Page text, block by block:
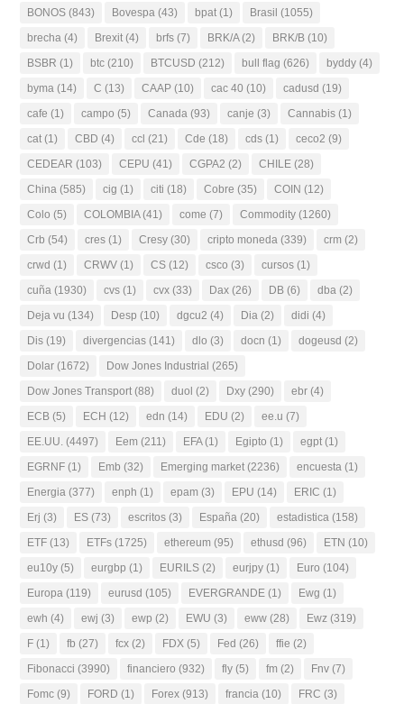
BONOS (843) Bovespa (43) bpat (1) Brasil (1055)
brecha (4) Brexit (4) brfs (7) BRK/A(2) BRK/B (10)
BSBR (1) btc (210) BTCUSD (212) bull flag (626) byddy (4)
byma (14) C (13) CAAP (10) cac 40 (10) cadusd (19)
cafe (1) campo (5) Canada (93) canje (3) Cannabis (1)
cat (1) CBD (4) ccl (21) Cde (18) cds (1) ceco2 (9)
CEDEAR (103) CEPU (41) CGPA2 (2) CHILE (28)
China (585) cig (1) citi (18) Cobre (35) COIN (12)
Colo (5) COLOMBIA(41) come (7) Commodity (1260)
Crb (54) cres (1) Cresy (30) cripto moneda (339) crm (2)
crwd (1) CRWV (1) CS (12) csco (3) cursos (1)
cuña (1930) cvs (1) cvx (33) Dax (26) DB (6) dba (2)
Deja vu (134) Desp (10) dgcu2 (4) Dia (2) didi (4)
Dis (19) divergencias (141) dlo (3) docn (1) dogeusd (2)
Dolar (1672) Dow Jones Industrial (265)
Dow Jones Transport (88) duol (2) Dxy (290) ebr (4)
ECB (5) ECH (12) edn (14) EDU (2) ee.u (7)
EE.UU. (4497) Eem (211) EFA(1) Egipto (1) egpt (1)
EGRNF (1) Emb (32) Emerging market (2236) encuesta (1)
Energia (377) enph (1) epam (3) EPU (14) ERIC (1)
Erj (3) ES (73) escritos (3) España (20) estadistica (158)
ETF (13) ETFs (1725) ethereum (95) ethusd (96) ETN (10)
eu10y (5) eurgbp (1) EURILS (2) eurjpy (1) Euro (104)
Europa (119) eurusd (105) EVERGRANDE (1) Ewg (1)
ewh (4) ewj (3) ewp (2) EWU (3) eww (28) Ewz (319)
F (1) fb (27) fcx (2) FDX (5) Fed (26) ffie (2)
Fibonacci (3990) financiero (932) fly (5) fm (2) Fnv (7)
Fomc (9) FORD (1) Forex (913) francia (10) FRC (3)